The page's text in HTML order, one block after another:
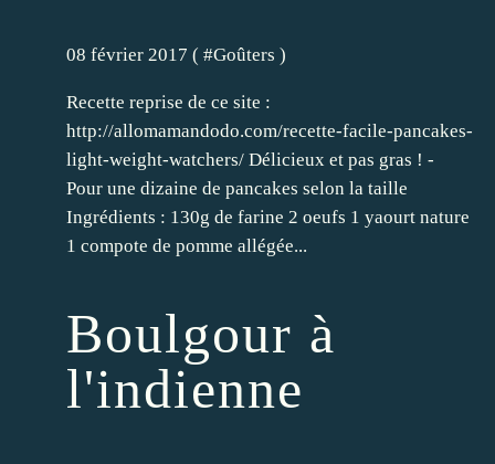
08 février 2017 ( #Goûters )
Recette reprise de ce site :
http://allomamandodo.com/recette-facile-pancakes-
light-weight-watchers/ Délicieux et pas gras ! -
Pour une dizaine de pancakes selon la taille
Ingrédients : 130g de farine 2 oeufs 1 yaourt nature
1 compote de pomme allégée...
Boulgour à
l'indienne